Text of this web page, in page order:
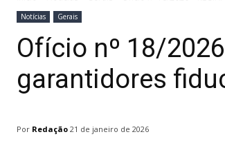
Notícias Gerais
Ofício nº 18/2026
garantidores
Por Redação 21 de janeiro de 2026